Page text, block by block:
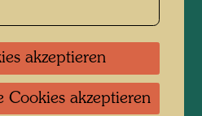
Klinger
akzeptieren
Cookies akzeptieren